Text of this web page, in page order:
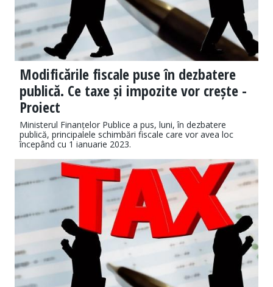
Modificările fiscale puse în dezbatere
publică. Ce taxe și impozite vor crește -
Proiect
Ministerul Finanțelor Publice a pus, luni, în dezbatere
publică, principalele schimbări fiscale care vor avea loc
începând cu 1 ianuarie 2023.